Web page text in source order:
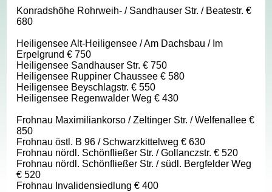
Konradshöhe Rohrweih- / Sandhauser Str. / Beatestr. €
680
Heiligensee Alt-Heiligensee / Am Dachsbau / Im
Erpelgrund € 750
Heiligensee Sandhauser Str. € 750
Heiligensee Ruppiner Chaussee € 580
Heiligensee Beyschlagstr. € 550
Heiligensee Regenwalder Weg € 430
Frohnau Maximiliankorso / Zeltinger Str. / Welfenallee €
850
Frohnau östl. B 96 / Schwarzkittelweg € 630
Frohnau nördl. Schönfließer Str. / Gollanczstr. € 520
Frohnau nördl. Schönfließer Str. / südl. Bergfelder Weg
€ 520
Frohnau Invalidensiedlung € 400